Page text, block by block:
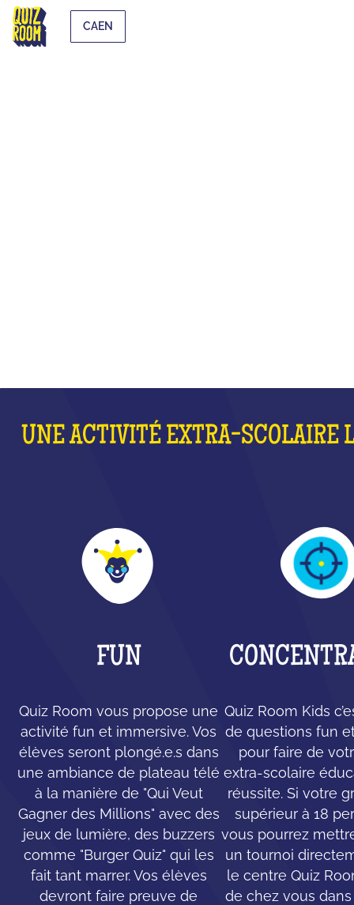
CAEN
UNE ACTIVITÉ EXTRA-SCOLAIRE
FUN
Quiz Room vous propose une
activité fun et immersive. Vos
élèves seront plongé.e.s dans
une ambiance de plateau télé
à la manière de "Qui Veut
Gagner des Millions" avec des
jeux de lumière, des buzzers
comme "Burger Quiz" qui les
fait tant marrer. Vos élèves
devront faire preuve de
Quiz Room Kids
de questions fun
pour faire de
extra-scolaire
réussite. Si votre
supérieur à 18
vous pourrez
un tournoi
le centre Quiz
de chez vous